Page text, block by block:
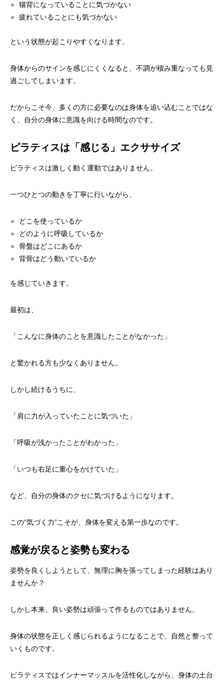
猫背になっていることに気づかない
疲れていることにも気づかない
という状態が起こりやすくなります。
身体からのサインを感じにくくなると、不調が積み重なっても見
過ごしてしまいます。
だからこそ今、多くの方に必要なのは身体を追い込むことではな
く、自分の身体に意識を向ける時間なのです。
ピラティスは「感じる」エクササイズ
ピラティスは激しく動く運動ではありません。
一つひとつの動きを丁寧に行いながら、
どこを使っているか
どのように呼吸しているか
骨盤はどこにあるか
背骨はどう動いているか
を感じていきます。
最初は、
「こんなに身体のことを意識したことがなかった」
と驚かれる方も少なくありません。
しかし続けるうちに、
「肩に力が入っていたことに気づいた」
「呼吸が浅かったことがわかった」
「いつも右足に重心をかけていた」
など、自分の身体のクセに気づけるようになります。
この“気づく力”こそが、身体を変える第一歩なのです。
感覚が戻ると姿勢も変わる
姿勢を良くしようとして、無理に胸を張ってしまった経験はあり
ませんか？
しかし本来、良い姿勢は頑張って作るものではありません。
身体の状態を正しく感じられるようになることで、自然と整って
いくものです。
ピラティスではインナーマッスルを活性化しながら、身体の土台